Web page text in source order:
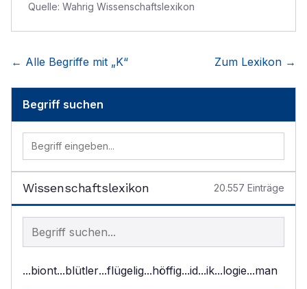
Quelle: Wahrig Wissenschaftslexikon
← Alle Begriffe mit „K“ Zum Lexikon →
Begriff suchen
Wissenschaftslexikon 20.557 Einträge
Begriff im Lexikon suchen
...biont...blütler...flügelig...höffig...id...ik...logie...man